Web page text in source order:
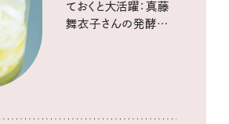
ておくと大活躍：真藤
舞衣子さんの発酵と